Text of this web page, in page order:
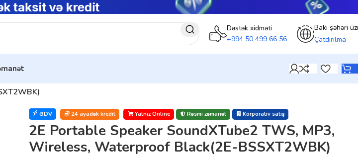
Dəstək xidməti
+994 50 499 66 56
Bakı şəhəri
Çatdırılma
ƏDV 24 ayadək kredit Yalnız Online Rəsmi zəmanət Korporativ satış
2E Portable Speaker SoundXTube2 TWS, MP3,
Wireless, Waterproof Black(2E-BSSXT2WBK)